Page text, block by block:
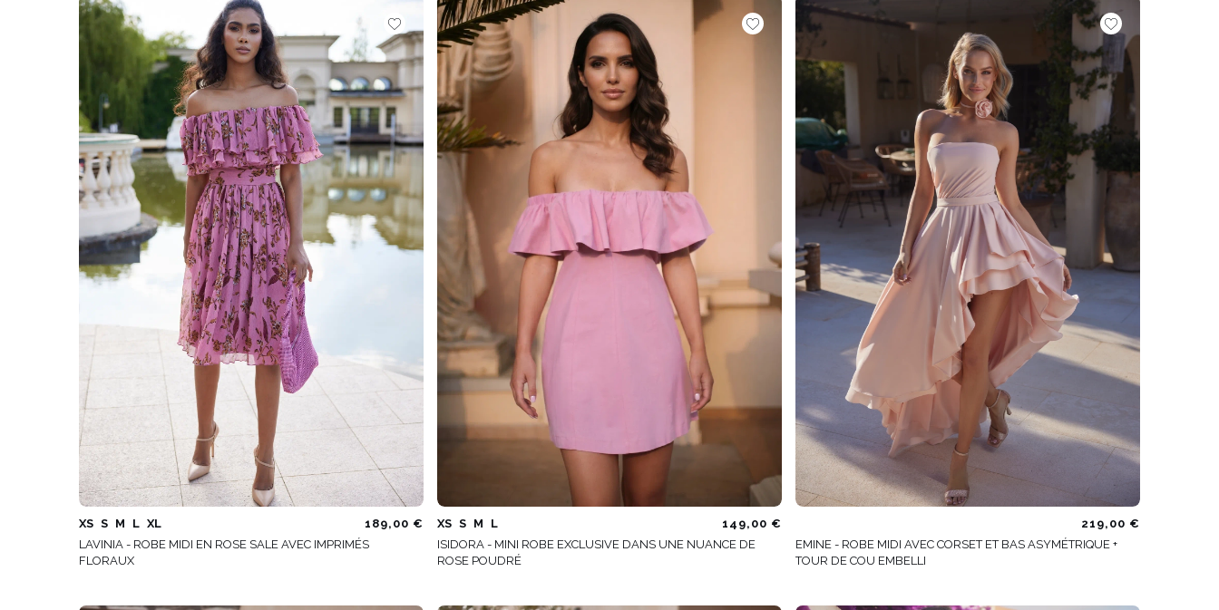
XS S M L XL
189,00 €
LAVINIA - ROBE MIDI EN ROSE SALE AVEC IMPRIMÉS
FLORAUX
XS S M L
149,00 €
ISIDORA - MINI ROBE EXCLUSIVE DANS UNE NUANCE DE
ROSE POUDRÉ
219,00 €
EMINE - ROBE MIDI AVEC CORSET ET BAS ASYMÉTRIQUE +
TOUR DE COU EMBELLI